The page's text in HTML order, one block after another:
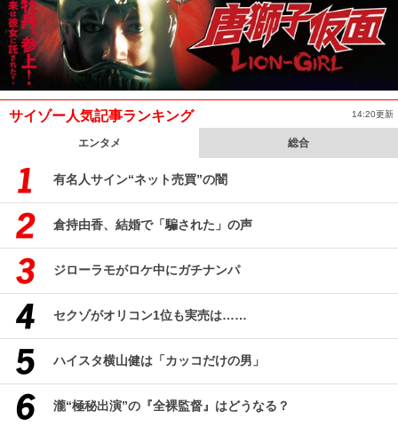
サイゾー人気記事ランキング 14:20更新
エンタメ 総合
有名人サイン“ネット売買”の闇
倉持由香、結婚で「騙された」の声
ジローラモがロケ中にガチナンパ
セクゾがオリコン1位も実売は……
ハイスタ横山健は「カッコだけの男」
瀧“極秘出演”の『全裸監督』はどうなる？